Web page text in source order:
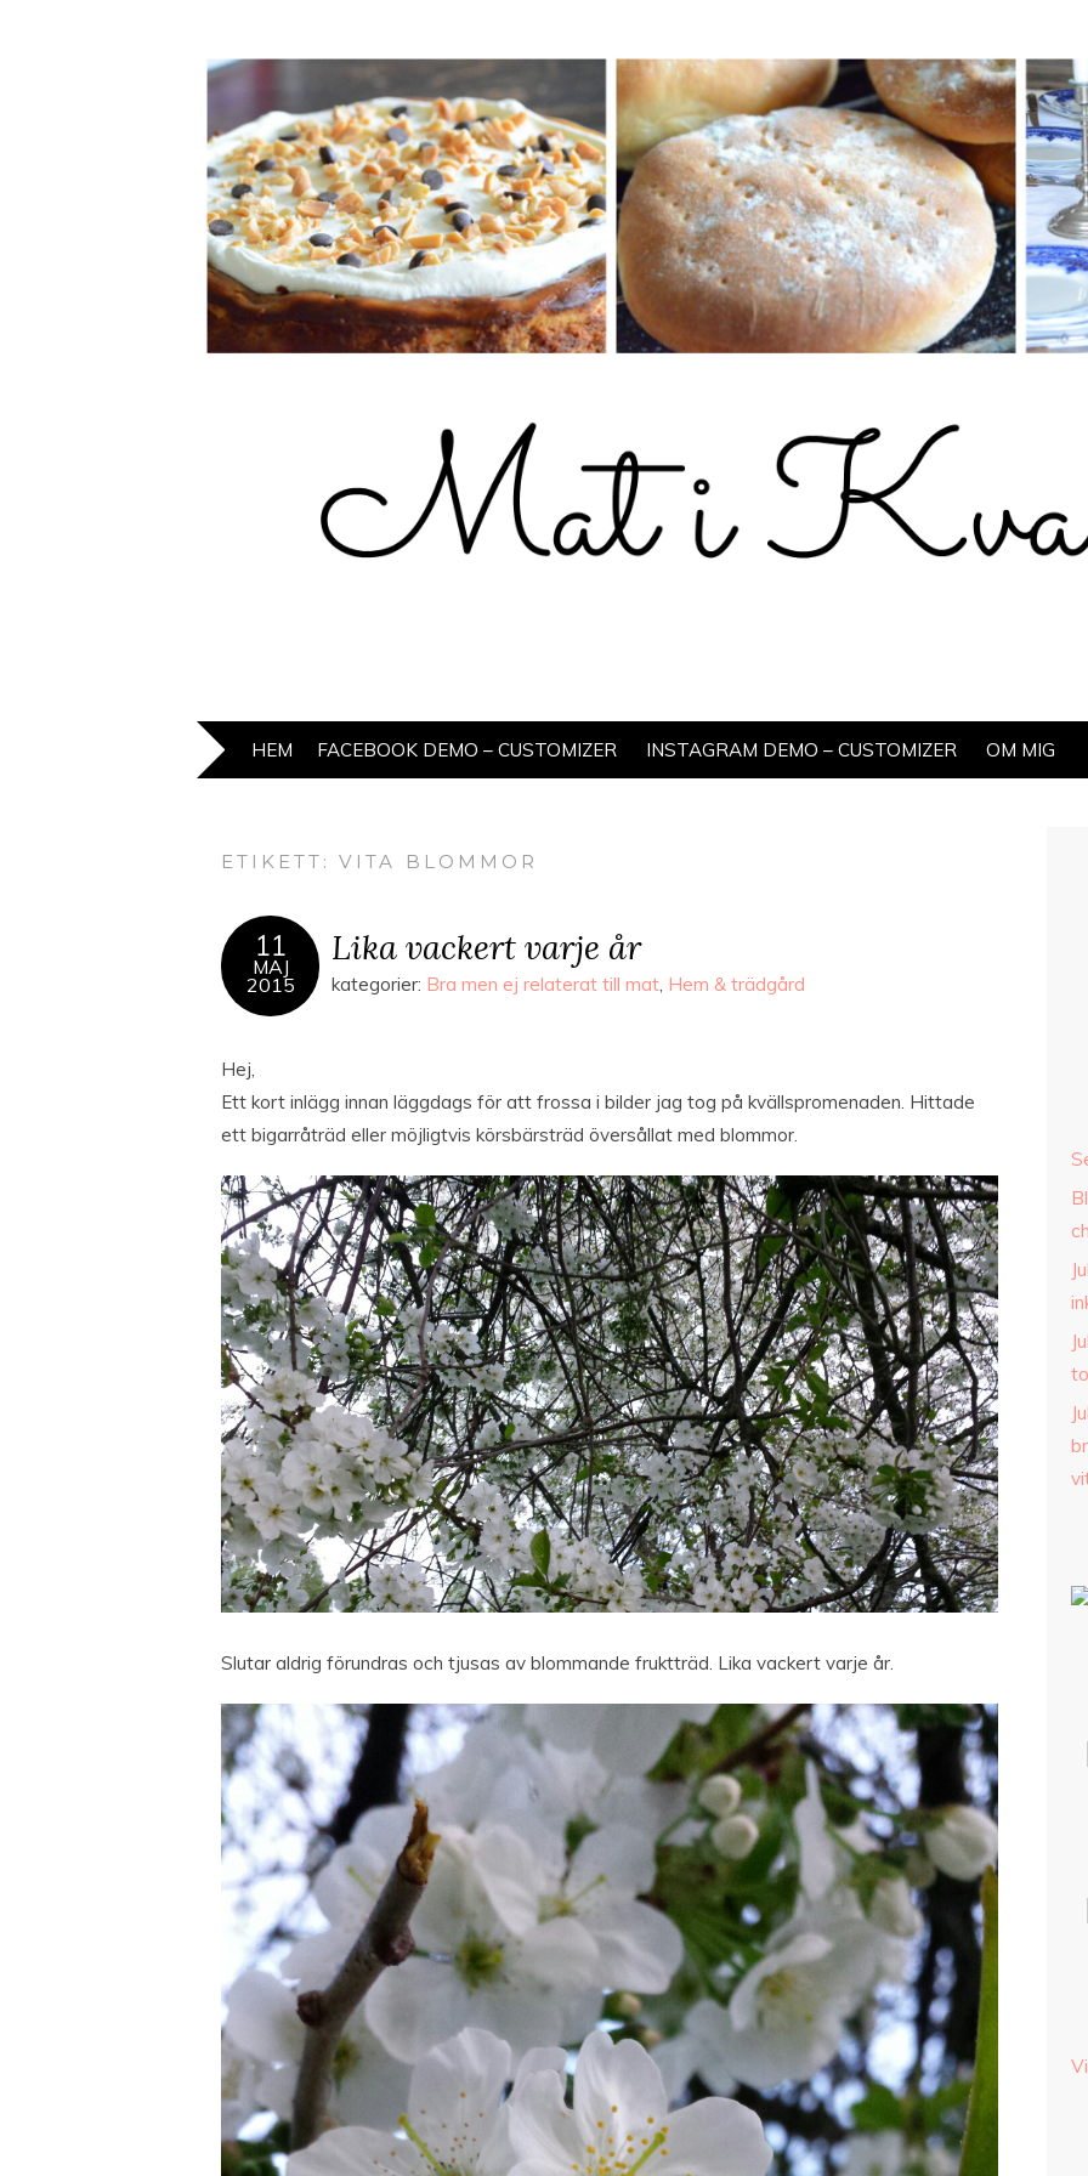
HEM FACEBOOK DEMO – CUSTOMIZER INSTAGRAM DEMO – CUSTOMIZER OM MIG
ETIKETT:VITA BLOMMOR
11
MAJ
2015
Lika vackert varje år
kategorier: Bra men ej relaterat till mat, Hem & trädgård
Hej,
Ett kort inlägg innan läggdags för att frossa i bilder jag tog på kvällspromenaden. Hittade
ett bigarråträd eller möjligtvis körsbärsträd översållat med blommor.
Slutar aldrig förundras och tjusas av blommande fruktträd. Lika vackert varje år.